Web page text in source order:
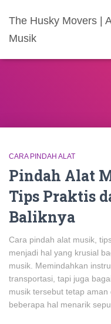
The Husky Movers |
Musik
CARA PINDAH ALAT
Pindah Alat
Tips Praktis
Baliknya
Cara pindah alat musik,
menjadi hal yang krusial
musik. Memindahkan
transportasi, tapi juga
musik tersebut tetap
beberapa hal menarik